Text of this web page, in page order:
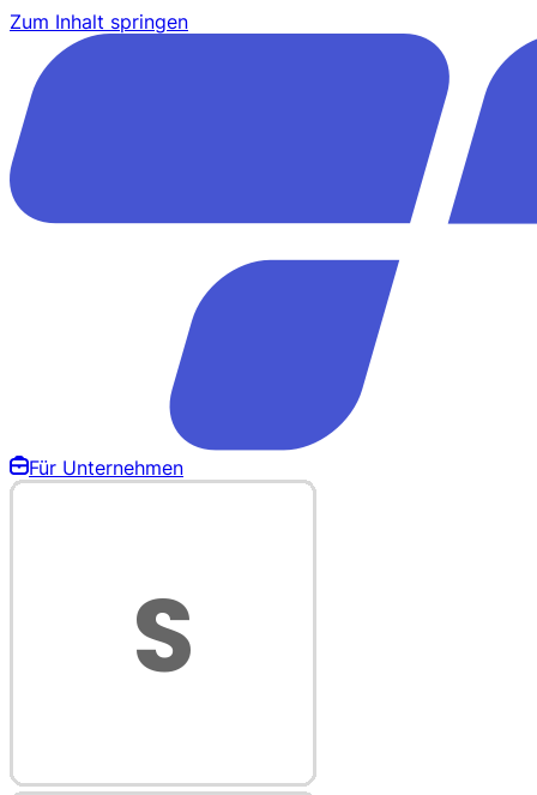
Zum Inhalt springen
Für Unternehmen